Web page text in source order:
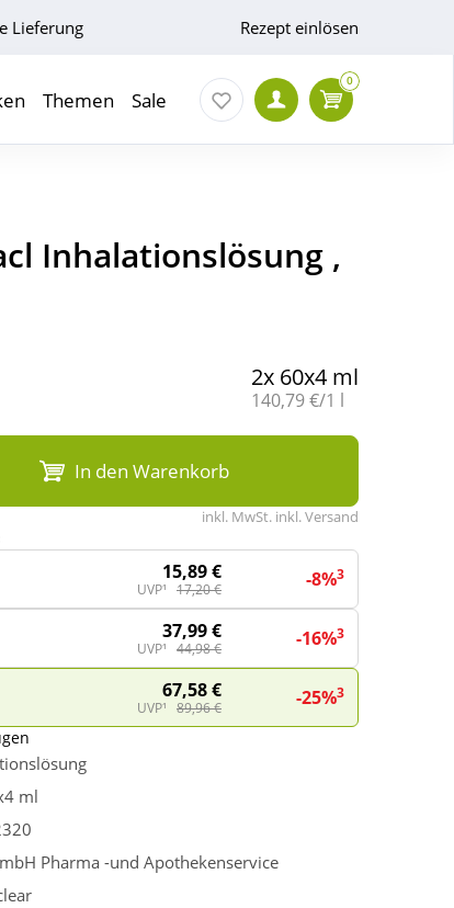
Lieferung Rezept einlösen
Themen Sale
0
Inhalationslösung ,
2x 60x4 ml
Grundpreis:
140,79 €/1 l
In den Warenkorb
inkl. MwSt. inkl. Versand
15,89 €
UVP¹ 17,20 € -8%3
37,99 €
UVP¹ 44,98 € -16%3
67,58 €
UVP¹ 89,96 € -25%3
ml
Pharma -und Apothekenservice